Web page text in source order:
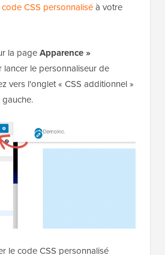
CSS personnaliséà votre
la pageApparence »
le personnaliseur de
vers l'onglet « CSS additionnel »
le code CSS personnalisé